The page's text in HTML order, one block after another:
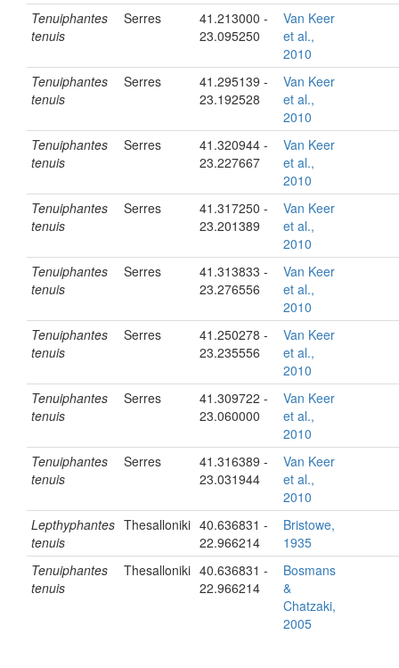
Tenuiphantes
tenuis
Serres
41.213000 -
23.095250
Van Keer
et al.,
2010
Tenuiphantes
tenuis
Serres
41.295139 -
23.192528
Van Keer
et al.,
2010
Tenuiphantes
tenuis
Serres
41.320944 -
23.227667
Van Keer
et al.,
2010
Tenuiphantes
tenuis
Serres
41.317250 -
23.201389
Van Keer
et al.,
2010
Tenuiphantes
tenuis
Serres
41.313833 -
23.276556
Van Keer
et al.,
2010
Tenuiphantes
tenuis
Serres
41.250278 -
23.235556
Van Keer
et al.,
2010
Tenuiphantes
tenuis
Serres
41.309722 -
23.060000
Van Keer
et al.,
2010
Tenuiphantes
tenuis
Serres
41.316389 -
23.031944
Van Keer
et al.,
2010
Lepthyphantes
tenuis
Thesalloniki 40.636831 -
22.966214
Bristowe,
1935
Tenuiphantes
tenuis
Thesalloniki 40.636831 -
22.966214
Bosmans
&
Chatzaki,
2005